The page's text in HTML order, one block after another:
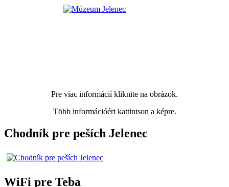
Pre viac informácií kliknite na obrázok.
Több információért kattintson a képre.
Chodník pre peších Jelenec
WiFi pre Teba